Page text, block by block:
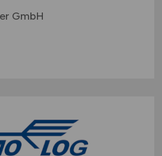
GmbH